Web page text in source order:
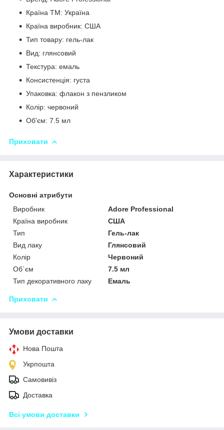
Країна ТМ: Україна
Країна виробник: США
Тип товару: гель-лак
Вид: глянсовий
Текстура: емаль
Консистенція: густа
Упаковка: флакон з пензликом
Колір: червоний
Об'єм: 7.5 мл
Приховати
Характеристики
Основні атрибути
Виробник
Adore Professional
Країна виробник
США
Тип
Гель-лак
Вид лаку
Глянсовий
Колір
Червоний
Об`єм
7.5 мл
Тип декоративного лаку
Емаль
Приховати
Умови доставки
Нова Пошта
Укрпошта
Самовивіз
Доставка
Всі умови доставки